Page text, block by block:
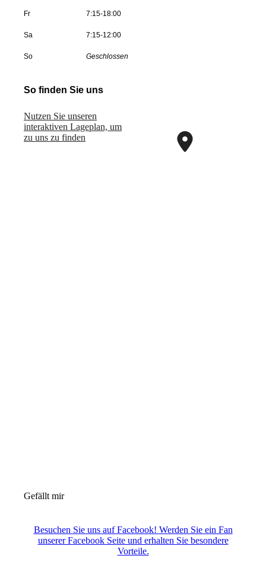
Fr 7:15-18:00
Sa 7:15-12:00
So Geschlossen
So finden Sie uns
Nutzen Sie unseren
interaktiven La­ge­plan, um
zu uns zu finden
Gefällt mir
Besuchen Sie uns auf Facebook! Werden Sie ein Fan
unserer Facebook Seite und erhalten Sie besondere
Vorteile.